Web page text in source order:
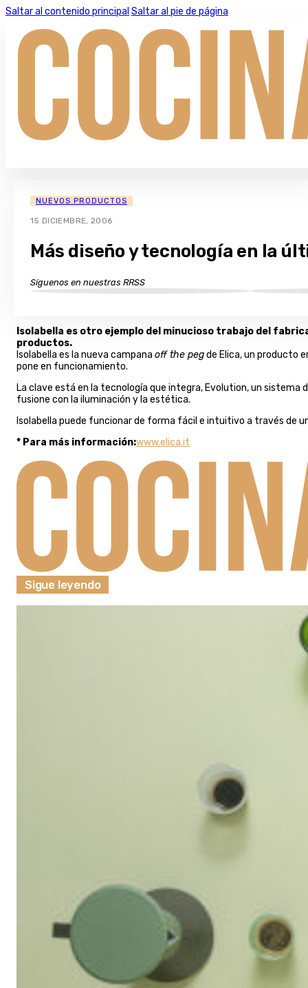
Saltar al contenido principal Saltar al pie de página
NUEVOS PRODUCTOS
15 DICIEMBRE, 2006
Más diseño y tecnología en la
Síguenos en nuestras RRSS
Isolabella es otro ejemplo del minucioso trabajo del
productos.
Isolabella es la nueva campana off the pegde Elica, un producto
pone en funcionamiento.
La clave está en la tecnología que integra, Evolution, un
fusione con la iluminación y la estética.
Isolabella puede funcionar de forma fácil e intuitivo a través de
* Para más información:www.elica.it
Sigue leyendo